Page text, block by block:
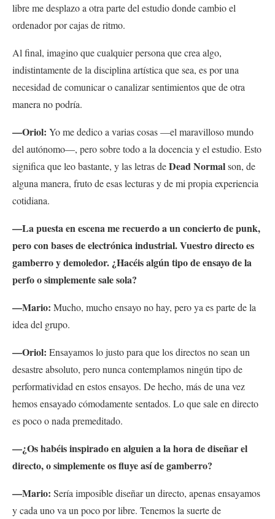
libre me desplazo a otra parte del estudio donde cambio el
ordenador por cajas de ritmo.
Al final, imagino que cualquier persona que crea algo,
indistintamente de la disciplina artística que sea, es por una
necesidad de comunicar o canalizar sentimientos que de otra
manera no podría.
—Oriol: Yo me dedico a varias cosas —el maravilloso mundo
del autónomo—, pero sobre todo a la docencia y el estudio. Esto
significa que leo bastante, y las letras deDead Normalson, de
alguna manera, fruto de esas lecturas y de mi propia experiencia
cotidiana.
—La puesta en escena me recuerdo a un concierto de punk,
pero con bases de electrónica industrial. Vuestro directo es
gamberro y demoledor. ¿Hacéis algún tipo de ensayo de la
perfo o simplemente sale sola?
—Mario: Mucho, mucho ensayo no hay, pero ya es parte de la
idea del grupo.
—Oriol: Ensayamos lo justo para que los directos no sean un
desastre absoluto, pero nunca contemplamos ningún tipo de
performatividad en estos ensayos. De hecho, más de una vez
hemos ensayado cómodamente sentados. Lo que sale en directo
es poco o nada premeditado.
—¿Os habéis inspirado en alguien a la hora de diseñar el
directo, o simplemente os fluye así de gamberro?
—Mario: Sería imposible diseñar un directo, apenas ensayamos
y cada uno va un poco por libre. Tenemos la suerte de